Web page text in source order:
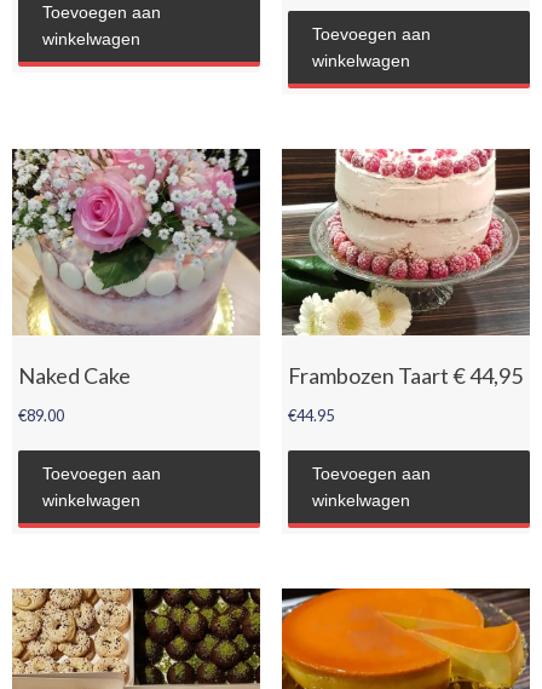
Toevoegen aan
winkelwagen
Toevoegen aan
winkelwagen
Naked Cake
€89.00
Toevoegen aan
winkelwagen
Frambozen Taart € 44,95
€44.95
Toevoegen aan
winkelwagen